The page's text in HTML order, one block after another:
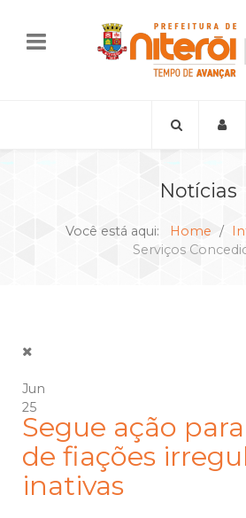
Notícias
Você está aqui: Home
Serviços
Jun
25
Segue ação
de fiações
inativas